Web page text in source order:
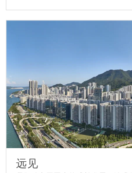
远见